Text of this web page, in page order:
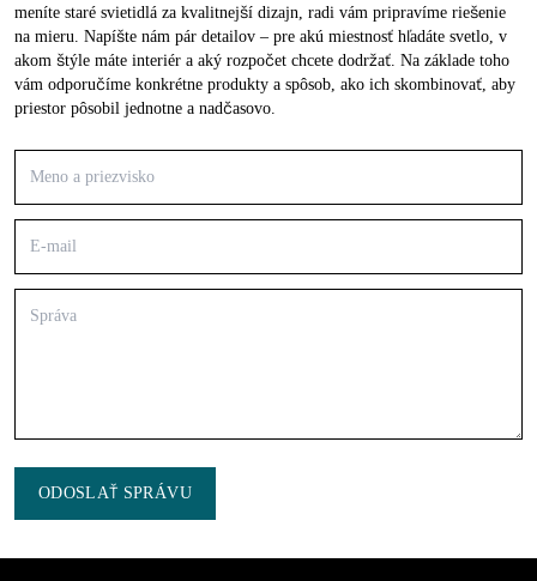
meníte staré svietidlá za kvalitnejší dizajn, radi vám pripravíme riešenie
na mieru. Napíšte nám pár detailov – pre akú miestnosť hľadáte svetlo, v
akom štýle máte interiér a aký rozpočet chcete dodržať. Na základe toho
vám odporučíme konkrétne produkty a spôsob, ako ich skombinovať, aby
priestor pôsobil jednotne a nadčasovo.
ODOSLAŤ SPRÁVU